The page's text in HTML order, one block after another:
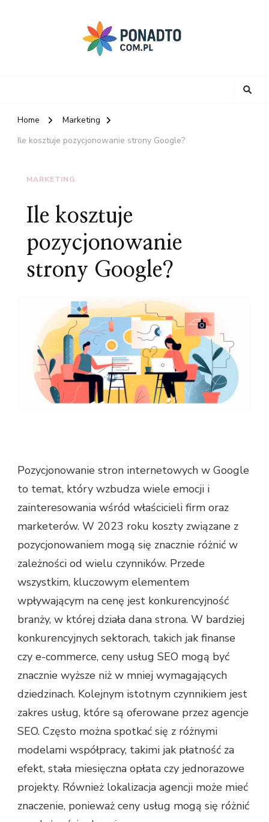
Home
Marketing
Ile kosztuje pozycjonowanie strony Google?
MARKETING
Ile kosztuje
pozycjonowanie
strony Google?
Pozycjonowanie stron internetowych w Google
to temat, który wzbudza wiele emocji i
zainteresowania wśród właścicieli firm oraz
marketerów. W 2023 roku koszty związane z
pozycjonowaniem mogą się znacznie różnić w
zależności od wielu czynników. Przede
wszystkim, kluczowym elementem
wpływającym na cenę jest konkurencyjność
branży, w której działa dana strona. W bardziej
konkurencyjnych sektorach, takich jak finanse
czy e-commerce, ceny usług SEO mogą być
znacznie wyższe niż w mniej wymagających
dziedzinach. Kolejnym istotnym czynnikiem jest
zakres usług, które są oferowane przez agencje
SEO. Często można spotkać się z różnymi
modelami współpracy, takimi jak płatność za
efekt, stała miesięczna opłata czy jednorazowe
projekty. Również lokalizacja agencji może mieć
znaczenie, ponieważ ceny usług mogą się różnić